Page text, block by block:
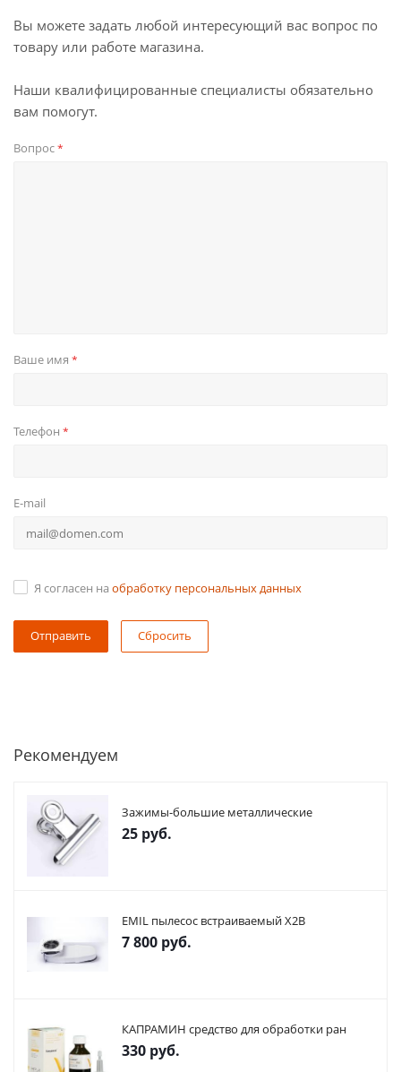
Вы можете задать любой интересующий вас вопрос по
товару или работе магазина.
Наши квалифицированные специалисты обязательно
вам помогут.
Вопрос*
Ваше имя *
Телефон *
E-mail
Я согласен на обработку персональных данных
Сбросить
Рекомендуем
Зажимы-большие металлические
25 руб.
EMIL пылесос встраиваемый X2В
7 800 руб.
КАПРАМИН средство для обработки ран
330 руб.